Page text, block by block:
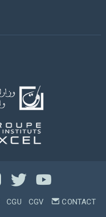
CGU CGV CONTACT